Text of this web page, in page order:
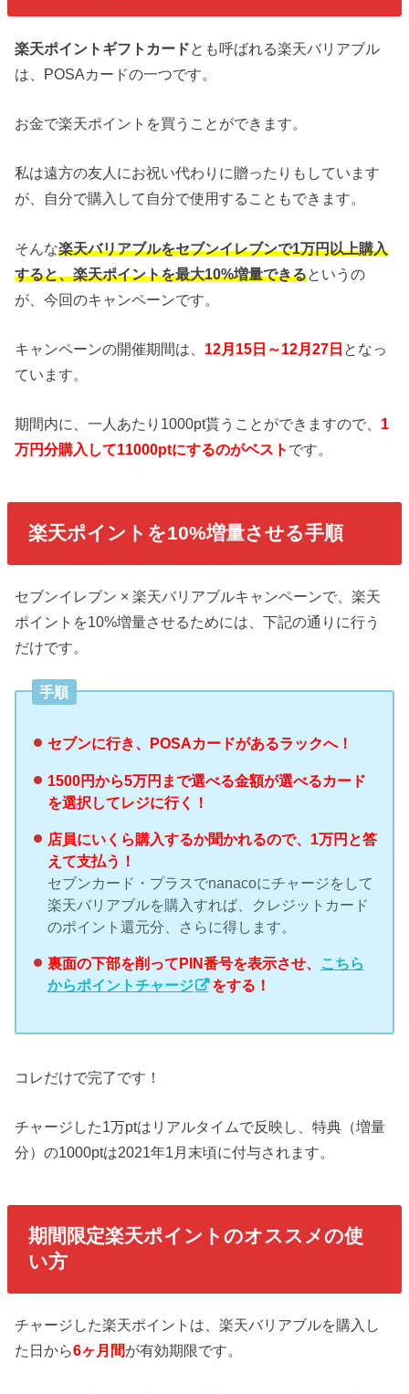
楽天ポイントギフトカード とも呼ばれる楽天バリアブル
は、POSAカードの一つです。
お金で楽天ポイントを買うことができます。
私は遠方の友人にお祝い代わりに贈ったりもしています
が、自分で購入して自分で使用することもできます。
そんな楽天バリアブルをセブンイレブンで1万円以上購入
すると、楽天ポイントを最大10%増量できるというの
が、今回のキャンペーンです。
キャンペーンの開催期間は、 12月15日～12月27日 となっ
ています。
期間内に、一人あたり1000pt貰うことができますので、 1
万円分購入して11000ptにするのがベスト です。
楽天ポイントを10%増量させる手順
セブンイレブン × 楽天バリアブルキャンペーンで、楽天
ポイントを10%増量させるためには、下記の通りに行う
だけです。
手順
セブンに行き、POSAカードがあるラックへ！
1500円から5万円まで選べる金額が選べるカード
を選択してレジに行く！
店員にいくら購入するか聞かれるので、1万円と答
えて支払う！
セブンカード・プラスでnanacoにチャージをして
楽天バリアブルを購入すれば、クレジットカード
のポイント還元分、さらに得します。
裏面の下部を削ってPIN番号を表示させ、
こちら
からポイントチャージ
をする！
コレだけで完了です！
チャージした1万ptはリアルタイムで反映し、特典（増量
分）の1000ptは2021年1月末頃に付与されます。
期間限定楽天ポイントのオススメの使
い方
チャージした楽天ポイントは、楽天バリアブルを購入し
た日から6ヶ月間が有効期限です。